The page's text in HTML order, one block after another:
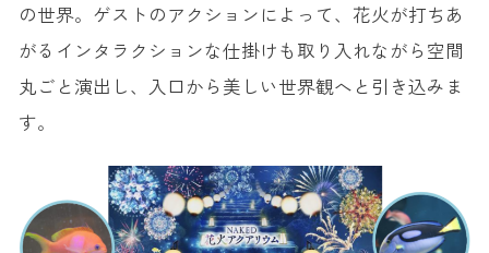
の世界。ゲストのアクションによって、花火が打ちあ
がるインタラクションな仕掛けも取り入れながら空間
丸ごと演出し、入口から美しい世界観へと引き込みま
す。